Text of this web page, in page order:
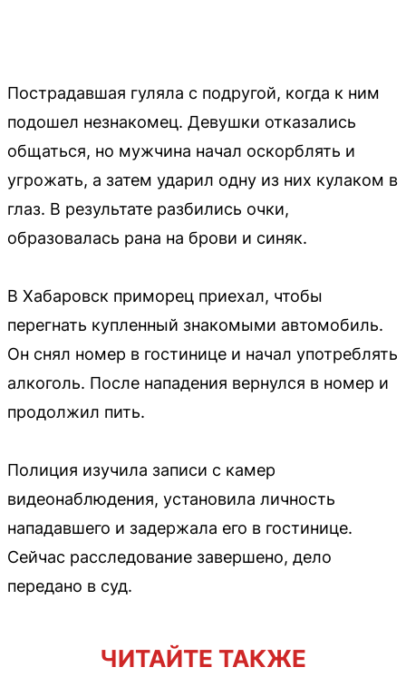
Пострадавшая гуляла с подругой, когда к ним
подошел незнакомец. Девушки отказались
общаться, но мужчина начал оскорблять и
угрожать, а затем ударил одну из них кулаком в
глаз. В результате разбились очки,
образовалась рана на брови и синяк.
В Хабаровск приморец приехал, чтобы
перегнать купленный знакомыми автомобиль.
Он снял номер в гостинице и начал употреблять
алкоголь. После нападения вернулся в номер и
продолжил пить.
Полиция изучила записи с камер
видеонаблюдения, установила личность
нападавшего и задержала его в гостинице.
Сейчас расследование завершено, дело
передано в суд.
ЧИТАЙТЕ ТАКЖЕ